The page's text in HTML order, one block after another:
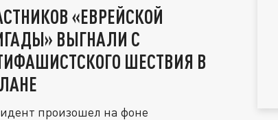
«ЕВРЕЙСКОЙ
ВЫГНАЛИ С
ШЕСТВИЯ В
произошел на фоне